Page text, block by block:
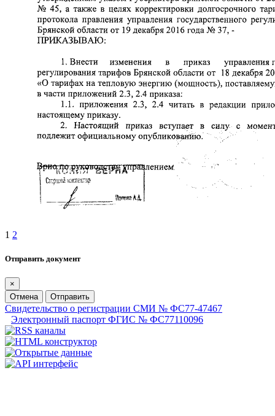
1 2
Отправить документ
×
Отмена
Отправить
Свидетельство о регистрации СМИ № ФС77-47467
Электронный паспорт ФГИС № ФС77110096